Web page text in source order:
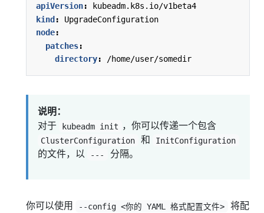
apiVersion:
kubeadm.k8s.io/v1beta4
kind :
UpgradeConfiguration
node:
patches:
directory: /home/user/somedir
说明：
对于
kubeadm init ，你可以传递一个包含
ClusterConfiguration 和 InitConfiguration
的文件，以 --- 分隔。
你可以使用 --config <你的 YAML 格式配置文件> 将配